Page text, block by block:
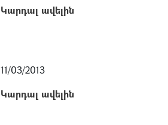
Կարդալ ավելին
11/03/2013
Կարդալ ավելին